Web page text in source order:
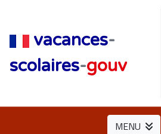
vacances-
scolaires-gouv
MENU